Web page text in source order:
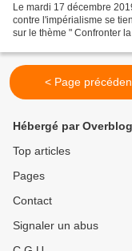
Le mardi 17 décembre
contre l'impérialisme se
sur le thème " Confronter
< Page
Hébergé par Overblog
Top articles
Pages
Contact
Signaler un abus